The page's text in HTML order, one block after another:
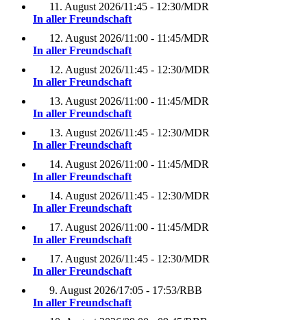
11. August 2026/11:45 - 12:30/MDR
In aller Freundschaft
12. August 2026/11:00 - 11:45/MDR
In aller Freundschaft
12. August 2026/11:45 - 12:30/MDR
In aller Freundschaft
13. August 2026/11:00 - 11:45/MDR
In aller Freundschaft
13. August 2026/11:45 - 12:30/MDR
In aller Freundschaft
14. August 2026/11:00 - 11:45/MDR
In aller Freundschaft
14. August 2026/11:45 - 12:30/MDR
In aller Freundschaft
17. August 2026/11:00 - 11:45/MDR
In aller Freundschaft
17. August 2026/11:45 - 12:30/MDR
In aller Freundschaft
9. August 2026/17:05 - 17:53/RBB
In aller Freundschaft